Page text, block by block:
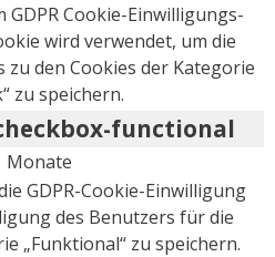
GDPR Cookie-Einwilligungs-
wird verwendet, um die
den Cookies der Kategorie
zu speichern.
functional
Monate
GDPR-Cookie-Einwilligung
des Benutzers für die
„Funktional“ zu speichern.